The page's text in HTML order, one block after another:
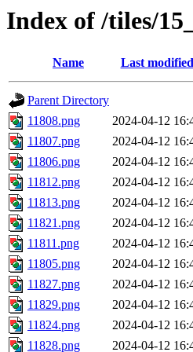
Index of /tiles/
Name Last modified
Parent Directory
11808.png
2024-04-12
11807.png
2024-04-12
11806.png
2024-04-12
11812.png
2024-04-12
11813.png
2024-04-12
11821.png
2024-04-12
11811.png
2024-04-12
11805.png
2024-04-12
11827.png
2024-04-12
11829.png
2024-04-12
11824.png
2024-04-12
11828.png
2024-04-12